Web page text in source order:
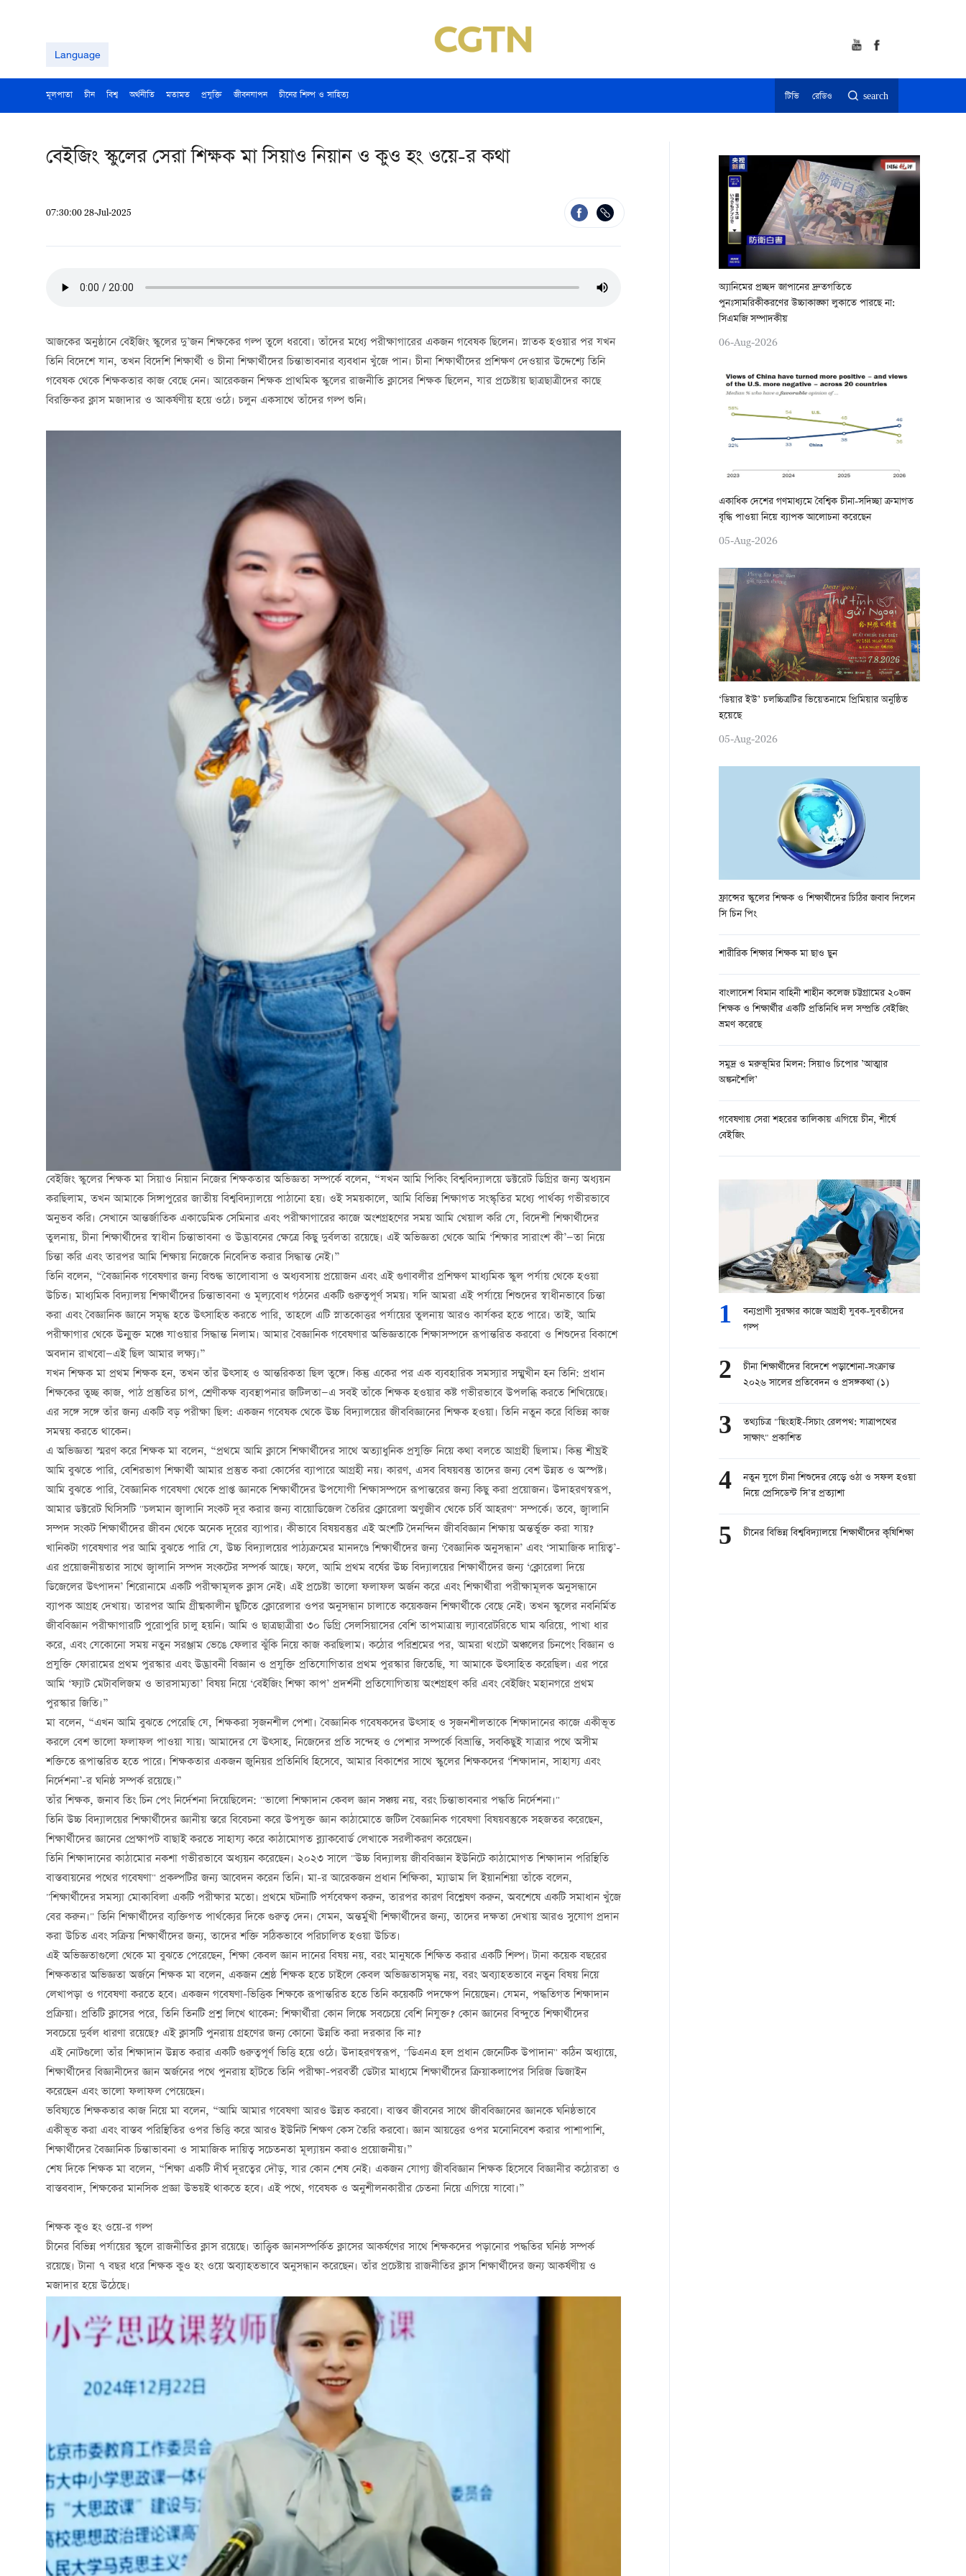
Language
মূলপাতা চীন বিশ্ব অর্থনীতি মতামত প্রযুক্তি জীবনযাপন চীনের শিল্প ও সাহিত্য টিভি রেডিও search
বেইজিং স্কুলের সেরা শিক্ষক মা সিয়াও নিয়ান ও কুও হং ওয়ে-র কথা
07:30:00 28-Jul-2025
আজকের অনুষ্ঠানে বেইজিং স্কুলের দু’জন শিক্ষকের গল্প তুলে ধরবো। তাঁদের মধ্যে পরীক্ষাগারের একজন গবেষক ছিলেন। স্নাতক হওয়ার পর যখন
তিনি বিদেশে যান, তখন বিদেশি শিক্ষার্থী ও চীনা শিক্ষার্থীদের চিন্তাভাবনার ব্যবধান খুঁজে পান। চীনা শিক্ষার্থীদের প্রশিক্ষণ দেওয়ার উদ্দেশ্যে তিনি
গবেষক থেকে শিক্ষকতার কাজ বেছে নেন। আরেকজন শিক্ষক প্রাথমিক স্কুলের রাজনীতি ক্লাসের শিক্ষক ছিলেন, যার প্রচেষ্টায় ছাত্রছাত্রীদের কাছে
বিরক্তিকর ক্লাস মজাদার ও আকর্ষণীয় হয়ে ওঠে। চলুন একসাথে তাঁদের গল্প শুনি।
বেইজিং স্কুলের শিক্ষক মা সিয়াও নিয়ান নিজের শিক্ষকতার অভিজ্ঞতা সম্পর্কে বলেন, “যখন আমি পিকিং বিশ্ববিদ্যালয়ে ডক্টরেট ডিগ্রির জন্য অধ্যয়ন
করছিলাম, তখন আমাকে সিঙ্গাপুরের জাতীয় বিশ্ববিদ্যালয়ে পাঠানো হয়। ওই সময়কালে, আমি বিভিন্ন শিক্ষাগত সংস্কৃতির মধ্যে পার্থক্য গভীরভাবে
অনুভব করি। সেখানে আন্তর্জাতিক একাডেমিক সেমিনার এবং পরীক্ষাগারের কাজে অংশগ্রহণের সময় আমি খেয়াল করি যে, বিদেশী শিক্ষার্থীদের
তুলনায়, চীনা শিক্ষার্থীদের স্বাধীন চিন্তাভাবনা ও উদ্ভাবনের ক্ষেত্রে কিছু দুর্বলতা রয়েছে। এই অভিজ্ঞতা থেকে আমি ‘শিক্ষার সারাংশ কী’—তা নিয়ে
চিন্তা করি এবং তারপর আমি শিক্ষায় নিজেকে নিবেদিত করার সিদ্ধান্ত নেই।”
তিনি বলেন, “বৈজ্ঞানিক গবেষণার জন্য বিশুদ্ধ ভালোবাসা ও অধ্যবসায় প্রয়োজন এবং এই গুণাবলীর প্রশিক্ষণ মাধ্যমিক স্কুল পর্যায় থেকে হওয়া
উচিত। মাধ্যমিক বিদ্যালয় শিক্ষার্থীদের চিন্তাভাবনা ও মূল্যবোধ গঠনের একটি গুরুত্বপূর্ণ সময়। যদি আমরা এই পর্যায়ে শিশুদের স্বাধীনভাবে চিন্তা
করা এবং বৈজ্ঞানিক জ্ঞানে সমৃদ্ধ হতে উত্সাহিত করতে পারি, তাহলে এটি স্নাতকোত্তর পর্যায়ের তুলনায় আরও কার্যকর হতে পারে। তাই, আমি
পরীক্ষাগার থেকে উন্মুক্ত মঞ্চে যাওয়ার সিদ্ধান্ত নিলাম। আমার বৈজ্ঞানিক গবেষণার অভিজ্ঞতাকে শিক্ষাসম্পদে রূপান্তরিত করবো ও শিশুদের বিকাশে
অবদান রাখবো—এই ছিল আমার লক্ষ্য।”
যখন শিক্ষক মা প্রথম শিক্ষক হন, তখন তাঁর উত্সাহ ও আন্তরিকতা ছিল তুঙ্গে। কিন্তু একের পর এক ব্যবহারিক সমস্যার সম্মুখীন হন তিনি: প্রধান
শিক্ষকের তুচ্ছ কাজ, পাঠ প্রস্তুতির চাপ, শ্রেণীকক্ষ ব্যবস্থাপনার জটিলতা—এ সবই তাঁকে শিক্ষক হওয়ার কষ্ট গভীরভাবে উপলব্ধি করতে শিখিয়েছে।
এর সঙ্গে সঙ্গে তাঁর জন্য একটি বড় পরীক্ষা ছিল: একজন গবেষক থেকে উচ্চ বিদ্যালয়ের জীববিজ্ঞানের শিক্ষক হওয়া। তিনি নতুন করে বিভিন্ন কাজ
সমন্বয় করতে থাকেন।
এ অভিজ্ঞতা স্মরণ করে শিক্ষক মা বলেন, “প্রথমে আমি ক্লাসে শিক্ষার্থীদের সাথে অত্যাধুনিক প্রযুক্তি নিয়ে কথা বলতে আগ্রহী ছিলাম। কিন্তু শীঘ্রই
আমি বুঝতে পারি, বেশিরভাগ শিক্ষার্থী আমার প্রস্তুত করা কোর্সের ব্যাপারে আগ্রহী নয়। কারণ, এসব বিষয়বস্তু তাদের জন্য বেশ উন্নত ও অস্পষ্ট।
আমি বুঝতে পারি, বৈজ্ঞানিক গবেষণা থেকে প্রাপ্ত জ্ঞানকে শিক্ষার্থীদের উপযোগী শিক্ষাসম্পদে রূপান্তরের জন্য কিছু করা প্রয়োজন। উদাহরণস্বরূপ,
আমার ডক্টরেট থিসিসটি "চলমান জ্বালানি সংকট দূর করার জন্য বায়োডিজেল তৈরির ক্লোরেলা অণুজীব থেকে চর্বি আহরণ" সম্পর্কে। তবে, জ্বালানি
সম্পদ সংকট শিক্ষার্থীদের জীবন থেকে অনেক দূরের ব্যাপার। কীভাবে বিষয়বস্তুর এই অংশটি দৈনন্দিন জীববিজ্ঞান শিক্ষায় অন্তর্ভুক্ত করা যায়?
খানিকটা গবেষণার পর আমি বুঝতে পারি যে, উচ্চ বিদ্যালয়ের পাঠ্যক্রমের মানদণ্ডে শিক্ষার্থীদের জন্য ‘বৈজ্ঞানিক অনুসন্ধান’ এবং ‘সামাজিক দায়িত্ব’-
এর প্রয়োজনীয়তার সাথে জ্বালানি সম্পদ সংকটের সম্পর্ক আছে। ফলে, আমি প্রথম বর্ষের উচ্চ বিদ্যালয়ের শিক্ষার্থীদের জন্য ‘ক্লোরেলা দিয়ে
ডিজেলের উত্পাদন’ শিরোনামে একটি পরীক্ষামূলক ক্লাস নেই। এই প্রচেষ্টা ভালো ফলাফল অর্জন করে এবং শিক্ষার্থীরা পরীক্ষামূলক অনুসন্ধানে
ব্যাপক আগ্রহ দেখায়। তারপর আমি গ্রীষ্মকালীন ছুটিতে ক্লোরেলার ওপর অনুসন্ধান চালাতে কয়েকজন শিক্ষার্থীকে বেছে নেই। তখন স্কুলের নবনির্মিত
জীববিজ্ঞান পরীক্ষাগারটি পুরোপুরি চালু হয়নি। আমি ও ছাত্রছাত্রীরা ৩০ ডিগ্রি সেলসিয়াসের বেশি তাপমাত্রায় ল্যাবরেটরিতে ঘাম ঝরিয়ে, পাখা ধার
করে, এবং যেকোনো সময় নতুন সরঞ্জাম ভেঙে ফেলার ঝুঁকি নিয়ে কাজ করছিলাম। কঠোর পরিশ্রমের পর, আমরা থংচৌ অঞ্চলের চিনপেং বিজ্ঞান ও
প্রযুক্তি ফোরামের প্রথম পুরস্কার এবং উদ্ভাবনী বিজ্ঞান ও প্রযুক্তি প্রতিযোগিতার প্রথম পুরস্কার জিতেছি, যা আমাকে উত্সাহিত করেছিল। এর পরে
আমি ‘ফ্যাট মেটাবলিজম ও ভারসাম্যতা’ বিষয় নিয়ে ‘বেইজিং শিক্ষা কাপ’ প্রদর্শনী প্রতিযোগিতায় অংশগ্রহণ করি এবং বেইজিং মহানগরে প্রথম
পুরস্কার জিতি।”
মা বলেন, “এখন আমি বুঝতে পেরেছি যে, শিক্ষকরা সৃজনশীল পেশা। বৈজ্ঞানিক গবেষকদের উত্সাহ ও সৃজনশীলতাকে শিক্ষাদানের কাজে একীভূত
করলে বেশ ভালো ফলাফল পাওয়া যায়। আমাদের যে উত্সাহ, নিজেদের প্রতি সন্দেহ ও পেশার সম্পর্কে বিভ্রান্তি, সবকিছুই যাত্রার পথে অসীম
শক্তিতে রূপান্তরিত হতে পারে। শিক্ষকতার একজন জুনিয়র প্রতিনিধি হিসেবে, আমার বিকাশের সাথে স্কুলের শিক্ষকদের ‘শিক্ষাদান, সাহায্য এবং
নির্দেশনা’-র ঘনিষ্ঠ সম্পর্ক রয়েছে।”
তাঁর শিক্ষক, জনাব তিং চিন পেং নির্দেশনা দিয়েছিলেন: "ভালো শিক্ষাদান কেবল জ্ঞান সঞ্চয় নয়, বরং চিন্তাভাবনার পদ্ধতি নির্দেশনা।"
তিনি উচ্চ বিদ্যালয়ের শিক্ষার্থীদের জ্ঞানীয় স্তরে বিবেচনা করে উপযুক্ত জ্ঞান কাঠামোতে জটিল বৈজ্ঞানিক গবেষণা বিষয়বস্তুকে সহজতর করেছেন,
শিক্ষার্থীদের জ্ঞানের প্রেক্ষাপট বাছাই করতে সাহায্য করে কাঠামোগত ব্ল্যাকবোর্ড লেখাকে সরলীকরণ করেছেন।
তিনি শিক্ষাদানের কাঠামোর নকশা গভীরভাবে অধ্যয়ন করেছেন। ২০২৩ সালে "উচ্চ বিদ্যালয় জীববিজ্ঞান ইউনিটে কাঠামোগত শিক্ষাদান পরিস্থিতি
বাস্তবায়নের পথের গবেষণা" প্রকল্পটির জন্য আবেদন করেন তিনি। মা-র আরেকজন প্রধান শিক্ষিকা, ম্যাডাম লি ইয়ানশিয়া তাঁকে বলেন,
"শিক্ষার্থীদের সমস্যা মোকাবিলা একটি পরীক্ষার মতো। প্রথমে ঘটনাটি পর্যবেক্ষণ করুন, তারপর কারণ বিশ্লেষণ করুন, অবশেষে একটি সমাধান খুঁজে
বের করুন।" তিনি শিক্ষার্থীদের ব্যক্তিগত পার্থক্যের দিকে গুরুত্ব দেন। যেমন, অন্তর্মুখী শিক্ষার্থীদের জন্য, তাদের দক্ষতা দেখায় আরও সুযোগ প্রদান
করা উচিত এবং সক্রিয় শিক্ষার্থীদের জন্য, তাদের শক্তি সঠিকভাবে পরিচালিত হওয়া উচিত।
এই অভিজ্ঞতাগুলো থেকে মা বুঝতে পেরেছেন, শিক্ষা কেবল জ্ঞান দানের বিষয় নয়, বরং মানুষকে শিক্ষিত করার একটি শিল্প। টানা কয়েক বছরের
শিক্ষকতার অভিজ্ঞতা অর্জনে শিক্ষক মা বলেন, একজন শ্রেষ্ঠ শিক্ষক হতে চাইলে কেবল অভিজ্ঞতাসমৃদ্ধ নয়, বরং অব্যাহতভাবে নতুন বিষয় নিয়ে
লেখাপড়া ও গবেষণা করতে হবে। একজন গবেষণা-ভিত্তিক শিক্ষকে রূপান্তরিত হতে তিনি কয়েকটি পদক্ষেপ নিয়েছেন। যেমন, পদ্ধতিগত শিক্ষাদান
প্রক্রিয়া। প্রতিটি ক্লাসের পরে, তিনি তিনটি প্রশ্ন লিখে থাকেন: শিক্ষার্থীরা কোন লিঙ্কে সবচেয়ে বেশি নিযুক্ত? কোন জ্ঞানের বিন্দুতে শিক্ষার্থীদের
সবচেয়ে দুর্বল ধারণা রয়েছে? এই ক্লাসটি পুনরায় গ্রহণের জন্য কোনো উন্নতি করা দরকার কি না?
এই নোটগুলো তাঁর শিক্ষাদান উন্নত করার একটি গুরুত্বপূর্ণ ভিত্তি হয়ে ওঠে। উদাহরণস্বরূপ, "ডিএনএ হল প্রধান জেনেটিক উপাদান" কঠিন অধ্যায়ে,
শিক্ষার্থীদের বিজ্ঞানীদের জ্ঞান অর্জনের পথে পুনরায় হাঁটতে তিনি পরীক্ষা-পরবর্তী ডেটার মাধ্যমে শিক্ষার্থীদের ক্রিয়াকলাপের সিরিজ ডিজাইন
করেছেন এবং ভালো ফলাফল পেয়েছেন।
ভবিষ্যতে শিক্ষকতার কাজ নিয়ে মা বলেন, “আমি আমার গবেষণা আরও উন্নত করবো। বাস্তব জীবনের সাথে জীববিজ্ঞানের জ্ঞানকে ঘনিষ্ঠভাবে
একীভূত করা এবং বাস্তব পরিস্থিতির ওপর ভিত্তি করে আরও ইউনিট শিক্ষণ কেস তৈরি করবো। জ্ঞান আয়ত্তের ওপর মনোনিবেশ করার পাশাপাশি,
শিক্ষার্থীদের বৈজ্ঞানিক চিন্তাভাবনা ও সামাজিক দায়িত্ব সচেতনতা মূল্যায়ন করাও প্রয়োজনীয়।”
শেষ দিকে শিক্ষক মা বলেন, “শিক্ষা একটি দীর্ঘ দূরত্বের দৌড়, যার কোন শেষ নেই। একজন যোগ্য জীববিজ্ঞান শিক্ষক হিসেবে বিজ্ঞানীর কঠোরতা ও
বাস্তববাদ, শিক্ষকের মানসিক প্রজ্ঞা উভয়ই থাকতে হবে। এই পথে, গবেষক ও অনুশীলনকারীর চেতনা নিয়ে এগিয়ে যাবো।”
শিক্ষক কুও হং ওয়ে-র গল্প
চীনের বিভিন্ন পর্যায়ের স্কুলে রাজনীতির ক্লাস রয়েছে। তাত্ত্বিক জ্ঞানসম্পর্কিত ক্লাসের আকর্ষণের সাথে শিক্ষকদের পড়ানোর পদ্ধতির ঘনিষ্ঠ সম্পর্ক
রয়েছে। টানা ৭ বছর ধরে শিক্ষক কুও হং ওয়ে অব্যাহতভাবে অনুসন্ধান করেছেন। তাঁর প্রচেষ্টায় রাজনীতির ক্লাস শিক্ষার্থীদের জন্য আকর্ষণীয় ও
মজাদার হয়ে উঠেছে।
অ্যানিমের প্রচ্ছদ জাপানের দ্রুতগতিতে
পুনঃসামরিকীকরণের উচ্চাকাঙ্ক্ষা লুকাতে পারছে না:
সিএমজি সম্পাদকীয়
06-Aug-2026
একাধিক দেশের গণমাধ্যমে বৈশ্বিক চীনা-সদিচ্ছা ক্রমাগত
বৃদ্ধি পাওয়া নিয়ে ব্যাপক আলোচনা করেছেন
05-Aug-2026
‘ডিয়ার ইউ’ চলচ্চিত্রটির ভিয়েতনামে প্রিমিয়ার অনুষ্ঠিত
হয়েছে
05-Aug-2026
ফ্রান্সের স্কুলের শিক্ষক ও শিক্ষার্থীদের চিঠির জবাব দিলেন
সি চিন পিং
শারীরিক শিক্ষার শিক্ষক মা ছাও ছুন
বাংলাদেশ বিমান বাহিনী শাহীন কলেজ চট্টগ্রামের ২০জন
শিক্ষক ও শিক্ষার্থীর একটি প্রতিনিধি দল সম্প্রতি বেইজিং
ভ্রমণ করেছে
সমুদ্র ও মরুভূমির মিলন: সিয়াও চিপোর ’আত্মার
অঙ্কনশৈলি’
গবেষণায় সেরা শহরের তালিকায় এগিয়ে চীন, শীর্ষে
বেইজিং
1
বন্যপ্রাণী সুরক্ষার কাজে আগ্রহী যুবক-যুবতীদের
গল্প
2
চীনা শিক্ষার্থীদের বিদেশে পড়াশোনা-সংক্রান্ত
২০২৬ সালের প্রতিবেদন ও প্রসঙ্গকথা (১)
3
তথ্যচিত্র "ছিংহাই-সিচাং রেলপথ: যাত্রাপথের
সাক্ষাৎ" প্রকাশিত
4
নতুন যুগে চীনা শিশুদের বেড়ে ওঠা ও সফল হওয়া
নিয়ে প্রেসিডেন্ট সি’র প্রত্যাশা
5 চীনের বিভিন্ন বিশ্ববিদ্যালয়ে শিক্ষার্থীদের কৃষিশিক্ষা